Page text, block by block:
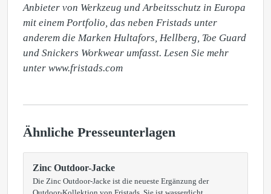
Anbieter von Werkzeug und Arbeitsschutz in Europa
mit einem Portfolio, das neben Fristads unter
anderem die Marken Hultafors, Hellberg, Toe Guard
und Snickers Workwear umfasst. Lesen Sie mehr
unter www.fristads.com
Ähnliche Presseunterlagen
Zinc Outdoor-Jacke
Die Zinc Outdoor-Jacke ist die neueste Ergänzung der